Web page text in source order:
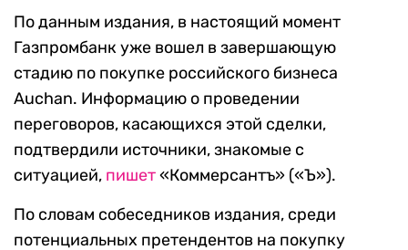
По данным издания, в настоящий момент
Газпромбанк уже вошел в завершающую
стадию по покупке российского бизнеса
Auchan. Информацию о проведении
переговоров, касающихся этой сделки,
подтвердили источники, знакомые с
ситуацией, пишет«Коммерсантъ» («Ъ»).
По словам собеседников издания, среди
потенциальных претендентов на покупку